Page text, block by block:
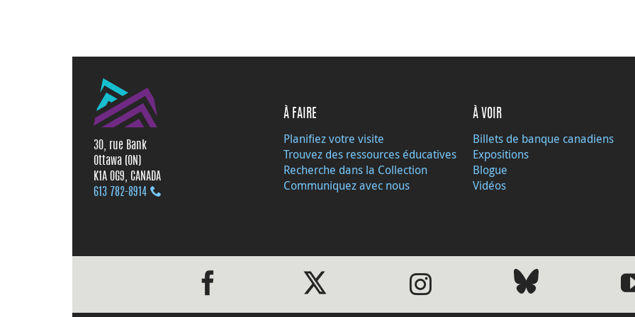
30, rue Bank
Ottawa (ON)
K1A 0G9, CANADA
613 782‑8914
À FAIRE
Planifiez votre visite
Trouvez des ressources éducatives
Recherche dans la Collection
Communiquez avec nous
À VOIR
Billets de banque canadiens
Expositions
Blogue
Vidéos